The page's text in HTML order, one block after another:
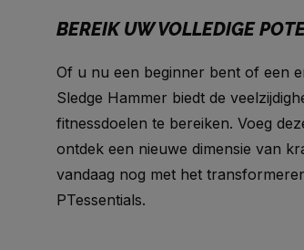
BEREIK UW VOLLEDIGE
Of u nu een beginner bent of een
Sledge Hammer biedt de
fitnessdoelen te bereiken. Voeg
ontdek een nieuwe dimensie van
vandaag nog met het
PTessentials.